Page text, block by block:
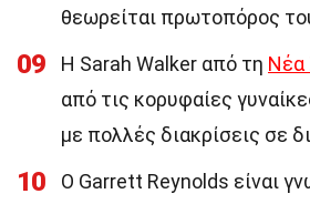
θεωρείται πρωτοπόρος
09 Η Sarah Walker από τη Νέα
από τις κορυφαίες
με πολλές διακρίσεις σε
10
Ο Garrett Reynolds είναι